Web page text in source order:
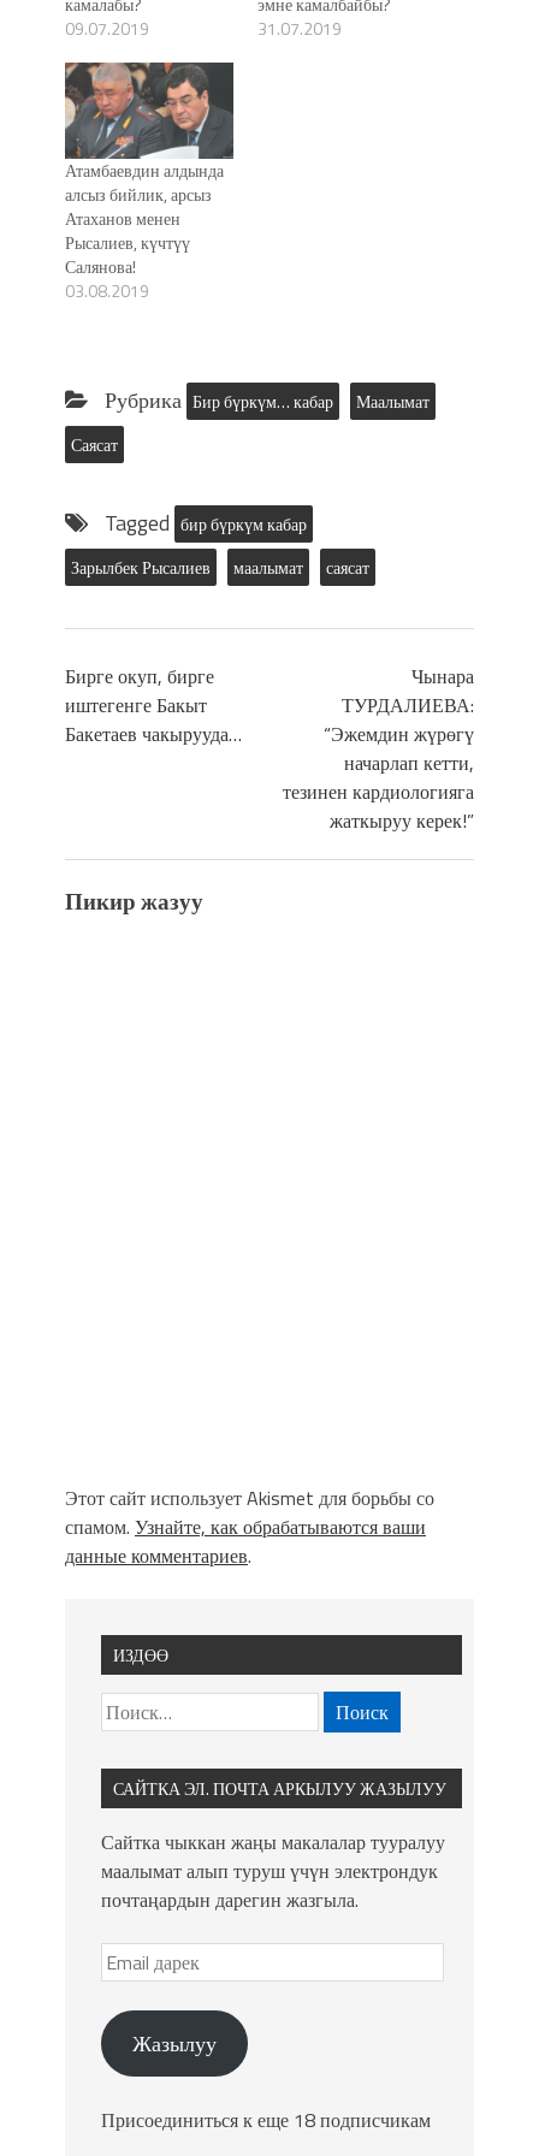
09.07.2019
31.07.2019
Атамбаевдин алдында
алсыз бийлик, арсыз
Атаханов менен
Рысалиев, күчтүү
Салянова!
03.08.2019
Рубрика Бир бүркүм… кабар
Маалымат
Саясат
Tagged бир бүркүм кабар
Зарылбек Рысалиев
маалымат саясат
Бирге окуп, бирге
иштегенге Бакыт
Бакетаев чакырууда…
Чынара
ТУРДАЛИЕВА:
“Эжемдин жүрөгү
начарлап кетти,
тезинен кардиологияга
жаткыруу керек!”
Пикир жазуу
Этот сайт использует Akismet для борьбы со
спамом. Узнайте, как обрабатываются ваши
данные комментариев.
ИЗДӨӨ
САЙТКА ЭЛ. ПОЧТА АРКЫЛУУ ЖАЗЫЛУУ
Сайтка чыккан жаңы макалалар тууралуу
маалымат алып туруш үчүн электрондук
почтаңардын дарегин жазгыла.
Жазылуу
Присоединиться к еще 18 подписчикам